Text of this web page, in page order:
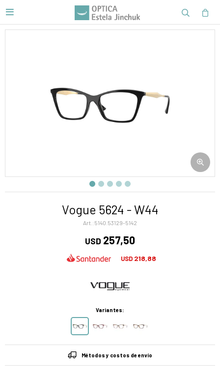

Vogue 5624 - W44
5140.53129-5142
USD 257,50
USD 218,88
Variantes:
Métodos y costos de envío